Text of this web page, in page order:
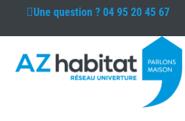
Une question ?04 95 20 45 67